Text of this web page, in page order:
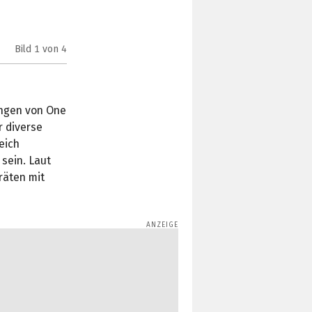
Bild 1 von 4
von One
diverse
Laut
mit